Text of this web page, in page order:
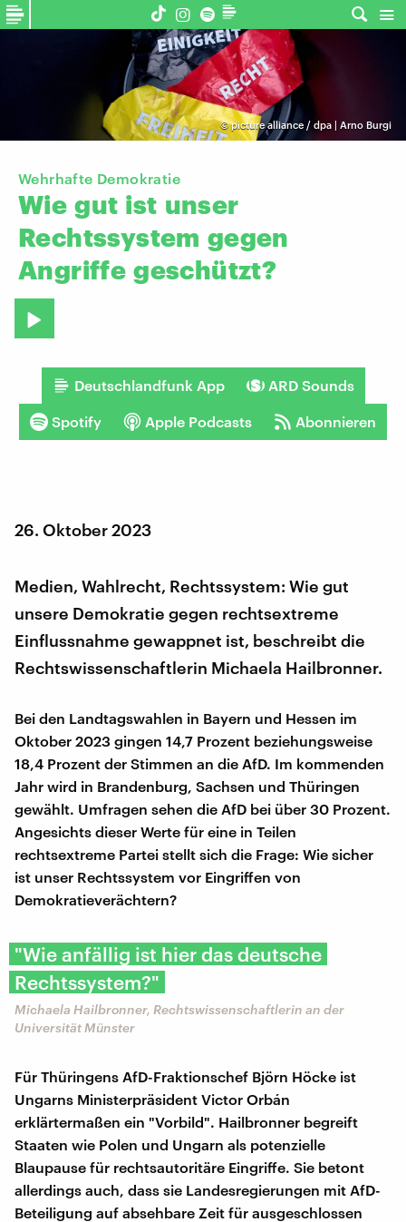
©picture alliance / dpa | Arno Burgi
Wehrhafte Demokratie
Wie gut ist unser
Rechtssystem gegen
Angriffe geschützt?
Deutschlandfunk App ARD Sounds
Spotify Apple Podcasts Abonnieren
26. Oktober 2023
Medien, Wahlrecht, Rechtssystem: Wie gut
unsere Demokratie gegen rechtsextreme
Einflussnahme gewappnet ist, beschreibt die
Rechtswissenschaftlerin Michaela Hailbronner.
Bei den Landtagswahlen in Bayern und Hessen im
Oktober 2023 gingen 14,7 Prozent beziehungsweise
18,4 Prozent der Stimmen an die AfD. Im kommenden
Jahr wird in Brandenburg, Sachsen und Thüringen
gewählt. Umfragen sehen die AfD bei über 30 Prozent.
Angesichts dieser Werte für eine in Teilen
rechtsextreme Partei stellt sich die Frage: Wie sicher
ist unser Rechtssystem vor Eingriffen von
Demokratieverächtern?
"Wie anfällig ist hier das deutsche
Rechtssystem?"
Michaela Hailbronner, Rechtswissenschaftlerin an der
Universität Münster
Für Thüringens AfD-Fraktionschef Björn Höcke ist
Ungarns Ministerpräsident Victor Orbán
erklärtermaßen ein "Vorbild". Hailbronner begreift
Staaten wie Polen und Ungarn als potenzielle
Blaupause für rechtsautoritäre Eingriffe. Sie betont
allerdings auch, dass sie Landesregierungen mit AfD-
Beteiligung auf absehbare Zeit für ausgeschlossen